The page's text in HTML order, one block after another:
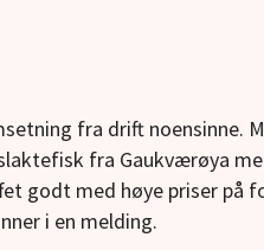
fra drift noensinne.
fra Gaukværøya
godt med høye priser på
i en melding.